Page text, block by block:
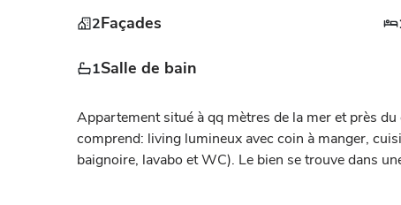
2Façades
1Salle de bain
Appartement situé à qq mètres de la mer et près
comprend: living lumineux avec coin à manger,
baignoire, lavabo et WC). Le bien se trouve dans